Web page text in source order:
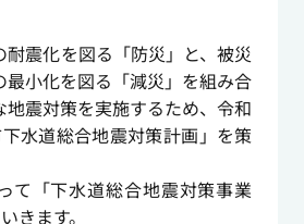
震化を図る「防災」と、被災
最小化を図る「減災」を組み合
地震対策を実施するため、令和
水道総合地震対策計画」を策
て「下水道総合地震対策事業
きます。